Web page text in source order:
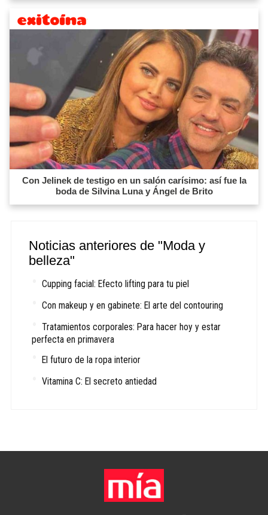
Con Jelinek de testigo en un salón carísimo: así fue la
boda de Silvina Luna y Ángel de Brito
Noticias anteriores de "Moda y
belleza"
Cupping facial: Efecto lifting para tu piel
Con makeup y en gabinete: El arte del contouring
Tratamientos corporales: Para hacer hoy y estar
perfecta en primavera
El futuro de la ropa interior
Vitamina C: El secreto antiedad